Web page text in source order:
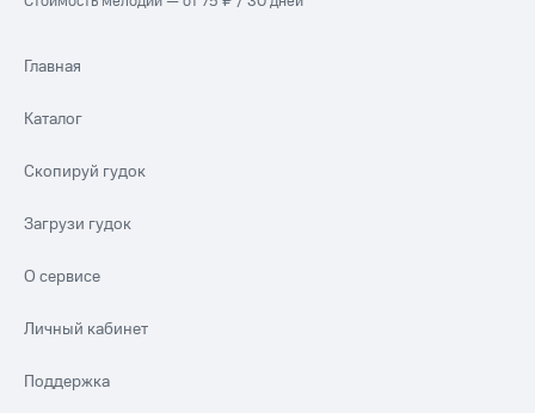
Главная
Каталог
Скопируй гудок
Загрузи гудок
О сервисе
Личный кабинет
Поддержка